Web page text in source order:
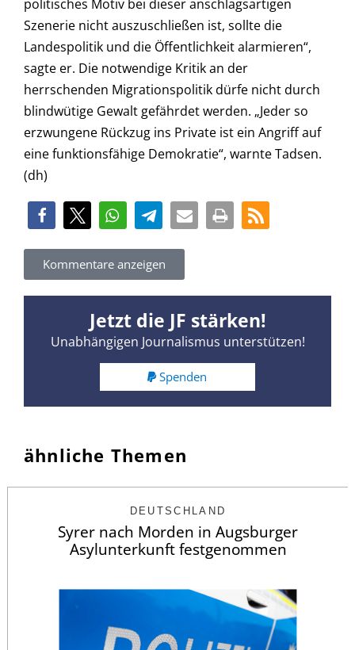
politisches Motiv bei dieser anschlagsartigen
Szenerie nicht auszuschließen ist, sollte die
Landespolitik und die Öffentlichkeit alarmieren“,
sagte er. Die notwendige Kritik an der
herrschenden Migrationspolitik dürfe nicht durch
blindwütige Gewalt gefährdet werden. „Jeder so
erzwungene Rückzug ins Private ist ein Angriff auf
eine funktionsfähige Demokratie“, warnte Tadsen.
(dh)
Kommentare anzeigen
Jetzt die JF stärken!
Unabhängigen Journalismus unterstützen!
Spenden
ähnliche Themen
DEUTSCHLAND
Syrer nach Morden in Augsburger
Asylunterkunft festgenommen